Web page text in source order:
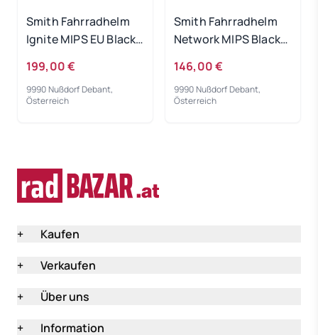
Smith Fahrradhelm
Ignite MIPS EU Black
199,00 €
9990 Nußdorf Debant,
Österreich
Smith Fahrradhelm
Network MIPS Black
146,00 €
9990 Nußdorf Debant,
Österreich
+
Kaufen
+
Verkaufen
+
Über uns
+
Information